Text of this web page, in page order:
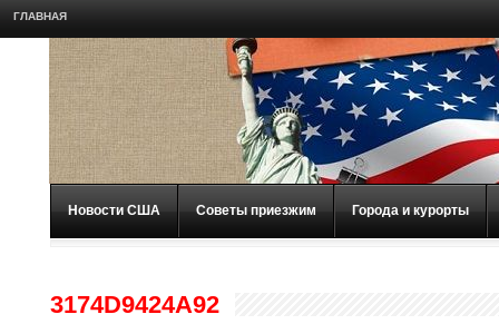
ГЛАВНАЯ
Новости США Советы приезжим Города и курорты
3174D9424A92